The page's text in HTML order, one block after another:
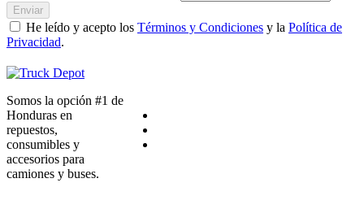
Enviar
He leído y acepto los Términos y Condiciones y la Política de
Privacidad.
Somos la opción #1 de
Honduras en
repuestos,
consumibles y
accesorios para
camiones y buses.